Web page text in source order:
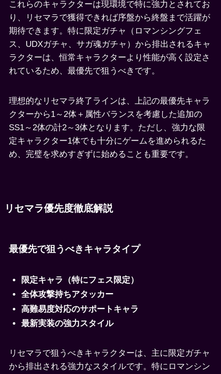
これらのキャラクターは現環境で特に強力とされてお
り、リセマラで獲得できれば序盤から終盤まで活躍が
期待できます。特に限定ガチャ（ロマンシングフェ
ス、UDXガチャ、サガ魂ガチャ）から排出されるキャ
ラクターは、恒常キャラクターより性能が高く設定さ
れているため、最優先で狙うべきです。
理想的なリセマラ終了ラインは、上記の最優先キャラ
クターから1～2体＋属性バランスを考慮した追加の
SS1～2体の計2～3体となります。ただし、強力な限
定キャラクター1体でも十分にゲームを進められるた
め、完璧を求めすぎずに始めることも重要です。
リセマラ優先度徹底解説
最優先で狙うべきキャラタイプ
限定キャラ（特にフェス限定）
全体攻撃持ちアタッカー
高難易度対応のサポートキャラ
最新実装の強力スタイル
リセマラで狙うべきキャラクターは、主に限定ガチャ
から排出される強力なスタイルです。特にロマンシン